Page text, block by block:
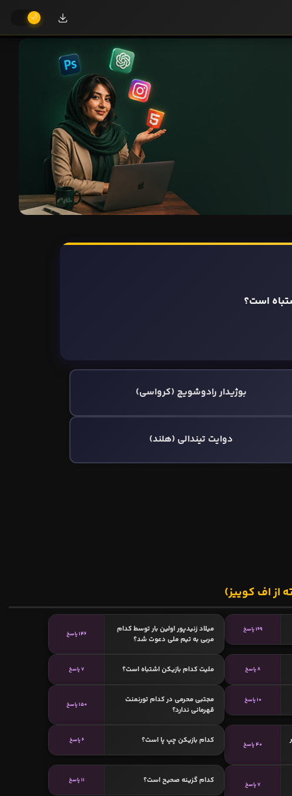
است؟
بوژیدار رادوشویچ (کرواسی)
دوایت تیندالی (هلند)
از اف کوییز)
169 پاسخ
میلاد زنیدپور اولین بار توسط کدام
مربی به تیم ملی دعوت شد؟
146 پاسخ
8 پاسخ ملیت کدام بازیکن اشتباه است؟ 7 پاسخ
10 پاسخ
مجتبی محرمی در کدام تورنمنت
قهرمانی ندارد؟
150 پاسخ
40 پاسخ کدام بازیکن چپ پا است؟ 6 پاسخ
7 پاسخ کدام گزینه صحیح است؟ 11 پاسخ